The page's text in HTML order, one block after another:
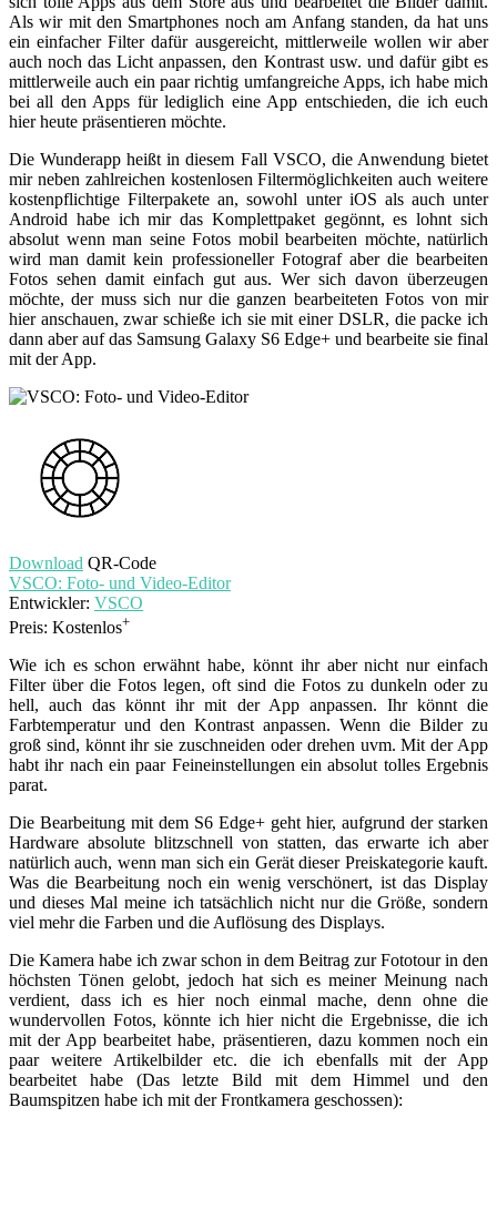
Als wir mit den Smartphones noch am Anfang standen, da hat uns
ein einfacher Filter dafür ausgereicht, mittlerweile wollen wir aber
auch noch das Licht anpassen, den Kontrast usw. und dafür gibt es
mittlerweile auch ein paar richtig umfangreiche Apps, ich habe mich
bei all den Apps für lediglich eine App entschieden, die ich euch
hier heute präsentieren möchte.
Die Wunderapp heißt in diesem Fall VSCO, die Anwendung bietet
mir neben zahlreichen kostenlosen Filtermöglichkeiten auch weitere
kostenpflichtige Filterpakete an, sowohl unter iOS als auch unter
Android habe ich mir das Komplettpaket gegönnt, es lohnt sich
absolut wenn man seine Fotos mobil bearbeiten möchte, natürlich
wird man damit kein professioneller Fotograf aber die bearbeiten
Fotos sehen damit einfach gut aus. Wer sich davon überzeugen
möchte, der muss sich nur die ganzen bearbeiteten Fotos von mir
hier anschauen, zwar schieße ich sie mit einer DSLR, die packe ich
dann aber auf das Samsung Galaxy S6 Edge+ und bearbeite sie final
mit der App.
Download QR-Code
VSCO: Foto- und Video-Editor
Entwickler: VSCO
Preis: Kostenlos+
Wie ich es schon erwähnt habe, könnt ihr aber nicht nur einfach
Filter über die Fotos legen, oft sind die Fotos zu dunkeln oder zu
hell, auch das könnt ihr mit der App anpassen. Ihr könnt die
Farbtemperatur und den Kontrast anpassen. Wenn die Bilder zu
groß sind, könnt ihr sie zuschneiden oder drehen uvm. Mit der App
habt ihr nach ein paar Feineinstellungen ein absolut tolles Ergebnis
parat.
Die Bearbeitung mit dem S6 Edge+ geht hier, aufgrund der starken
Hardware absolute blitzschnell von statten, das erwarte ich aber
natürlich auch, wenn man sich ein Gerät dieser Preiskategorie kauft.
Was die Bearbeitung noch ein wenig verschönert, ist das Display
und dieses Mal meine ich tatsächlich nicht nur die Größe, sondern
viel mehr die Farben und die Auflösung des Displays.
Die Kamera habe ich zwar schon in dem Beitrag zur Fototour in den
höchsten Tönen gelobt, jedoch hat sich es meiner Meinung nach
verdient, dass ich es hier noch einmal mache, denn ohne die
wundervollen Fotos, könnte ich hier nicht die Ergebnisse, die ich
mit der App bearbeitet habe, präsentieren, dazu kommen noch ein
paar weitere Artikelbilder etc. die ich ebenfalls mit der App
bearbeitet habe (Das letzte Bild mit dem Himmel und den
Baumspitzen habe ich mit der Frontkamera geschossen):